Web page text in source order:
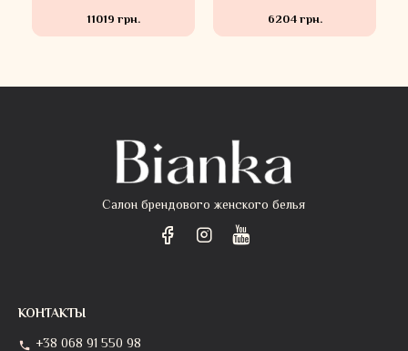
11019 грн. 6204 грн.
Салон брендового женского белья
КОНТАКТЫ
+38 068 91 550 98